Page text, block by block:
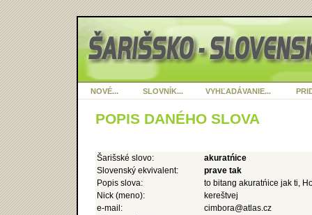
NOVÉ... SLOVNÍK... VYHĽADÁVANIE...
POPIS DANÉHO SLOVA
Šarišské slovo:
akuratńice
Slovenský ekvivalent:
prave tak
Popis slova:
to bitang akuratńice jak ti,
Nick (meno):
kereštvej
e-mail:
cimbora@atlas.cz